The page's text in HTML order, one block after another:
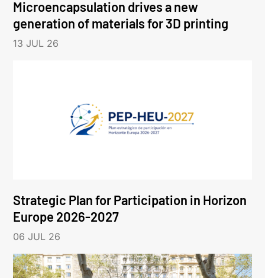
Microencapsulation drives a new
generation of materials for 3D printing
13 JUL 26
Strategic Plan for Participation in Horizon
Europe 2026-2027
06 JUL 26